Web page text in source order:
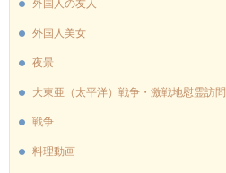
外国人の友人
外国人美女
夜景
大東亜（太平洋）戦争・激戦地慰霊訪問
戦争
料理動画